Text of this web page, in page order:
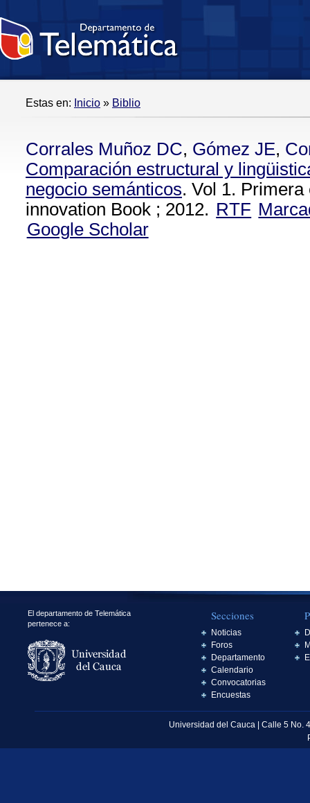
Estas en: Inicio » Biblio
Corrales Muñoz DC, Gómez JE,
Comparación estructural y
negocio semánticos. Vol 1.
innovation Book ; 2012. RTF
Google Scholar
El departamento de Telemática
pertenece a:
Secciones
Noticias
Foros
Departamento
Calendario
Convocatorias
Encuestas
Universidad del Cauca | Calle 5 No.